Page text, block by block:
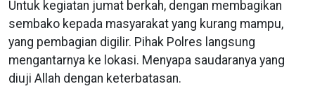
Untuk kegiatan jumat berkah, dengan membagikan
sembako kepada masyarakat yang kurang mampu,
yang pembagian digilir. Pihak Polres langsung
mengantarnya ke lokasi. Menyapa saudaranya yang
diuji Allah dengan keterbatasan.